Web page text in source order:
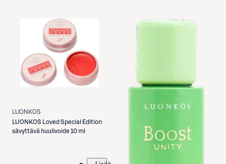
LUONKOS
LUONKOS
Loved Special Edition
sävyttävä huulivoide 10 ml